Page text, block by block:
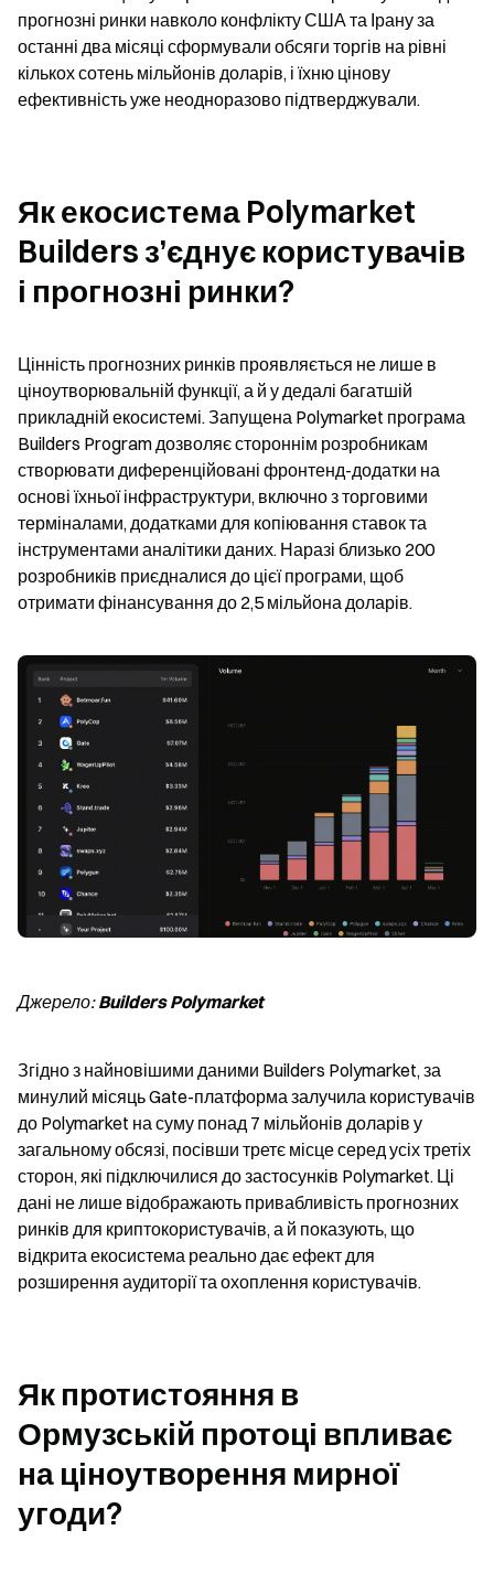
прогнозні ринки навколо конфлікту США та Ірану за
останні два місяці сформували обсяги торгів на рівні
кількох сотень мільйонів доларів, і їхню цінову
ефективність уже неодноразово підтверджували.
Як екосистема Polymarket
Builders з’єднує користувачів
і прогнозні ринки?
Цінність прогнозних ринків проявляється не лише в
ціноутворювальній функції, а й у дедалі багатшій
прикладній екосистемі. Запущена Polymarket програма
Builders Program дозволяє стороннім розробникам
створювати диференційовані фронтенд-додатки на
основі їхньої інфраструктури, включно з торговими
терміналами, додатками для копіювання ставок та
інструментами аналітики даних. Наразі близько 200
розробників приєдналися до цієї програми, щоб
отримати фінансування до 2,5 мільйона доларів.
Джерело: Builders Polymarket
Згідно з найновішими даними Builders Polymarket, за
минулий місяць Gate-платформа залучила користувачів
до Polymarket на суму понад 7 мільйонів доларів у
загальному обсязі, посівши третє місце серед усіх третіх
сторон, які підключилися до застосунків Polymarket. Ці
дані не лише відображають привабливість прогнозних
ринків для криптокористувачів, а й показують, що
відкрита екосистема реально дає ефект для
розширення аудиторії та охоплення користувачів.
Як протистояння в
Ормузській протоці впливає
на ціноутворення мирної
угоди?